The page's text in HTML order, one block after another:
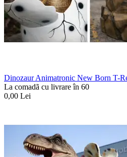
Dinozaur Animatronic New Born T-
La comadã cu livrare în 60
0,00 Lei